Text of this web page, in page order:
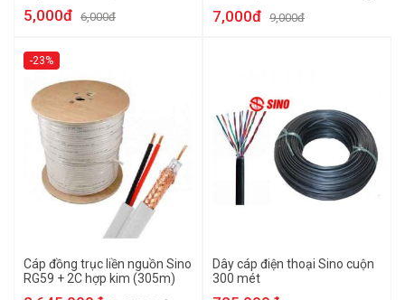
5,000đ 6,000đ 7,000đ 9,000đ
-23%
Cáp đồng trục liền nguồn Sino
RG59 + 2C hợp kim (305m)
Dây cáp điện thoại Sino cuộn
300 mét